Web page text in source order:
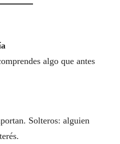
algo que antes
Solteros: alguien